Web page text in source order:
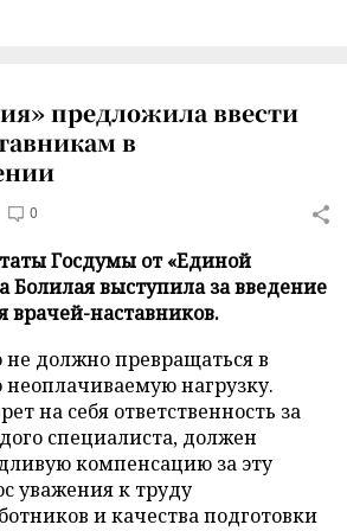
предложила ввести
в
0
Госдумы от «Единой
выступила за введение
врачей-наставников.
не должно превращаться в
нагрузку.
на себя ответственность за
специалиста, должен
компенсацию за эту
уважения к труду
и качества подготовки